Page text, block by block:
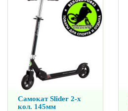
Самокат Slider 2-х
кол. 145мм